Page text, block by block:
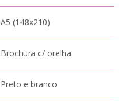
A5 (148x210)
Brochura c/ orelha
Preto e branco